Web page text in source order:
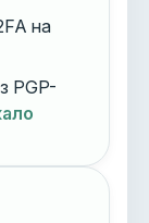
на
PGP-